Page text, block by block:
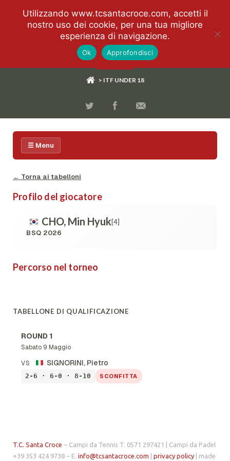
> ITF UNDER 18
☰ Menu
← Torna ai tabelloni
Profilo del giocatore
CHO, Min Hyuk[4]
BSQ 2026
Percorso nel torneo
TABELLONE DI QUALIFICAZIONE
ROUND 1
Sabato 9 Maggio
VS
SIGNORINI, Pietro
2-6 · 6-0 · 8-10 SCONFITTA
T.C. Santa Croce ~ Campi da Tennis T. 0571 297421 | Campi da Padel
+39 353 424 9738 ~ E. info@tcsantacroce.com privacy policy | made
Utilizzando www.tcsantacroce.com, accetti il
nostro uso dei cookie, per una tua migliore
esperienza di navigazione.
Ok Approfondisci